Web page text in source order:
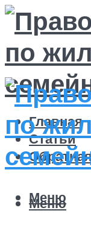
Главная
Статьи
Меню
Меню